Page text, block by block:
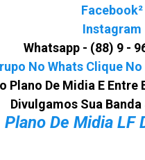
Facebook²
Instagram
Whatsapp - (88) 9 -
No Whats Clique
Plano De Midia E
Divulgamos Sua
Plano De Midia LF